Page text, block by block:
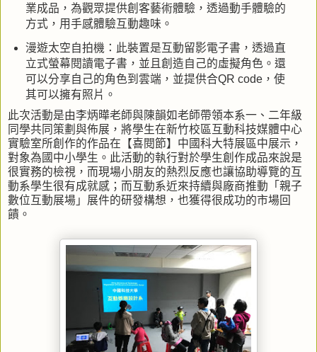
業成品，為觀眾提供創客藝術體驗，透過動手體驗的
方式，用手感體驗互動趣味。
漫遊太空自拍機：此裝置是互動留影電子書，透過直
立式螢幕閱讀電子書，並且創造自己的虛擬角色。還
可以分享自己的角色到雲端，並提供合QR code，使
其可以擁有照片。
此次活動是由李炳曄老師與陳韻如老師帶領本系一、二年級
同學共同策劃與佈展，將學生在新竹校區互動科技媒體中心
實驗室所創作的作品在【喜閱節】中國科大特展區中展示，
對象為國中小學生。此活動的執行對於學生創作成品來說是
很實務的檢視，而現場小朋友的熱烈反應也讓協助導覽的互
動系學生很有成就感；而互動系近來持續與廠商推動「親子
數位互動展場」展件的研發構想，也獲得很成功的市場回
饋。